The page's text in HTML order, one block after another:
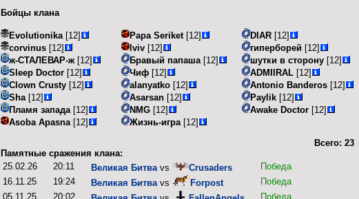
Бойцы клана
Evolutionika [12]
corvinus [12]
ж-СТАЛЕВАР-ж [12]
Sleep Doctor [12]
Clown Crusty [12]
Sha [12]
Пламя запада [12]
Asoba Apasna [12]
Papa Seriket [12]
lviv [12]
Бравый папаша [12]
Чиф [12]
alanyatko [12]
Asarsan [12]
NMG [12]
Жизнь-игра [12]
DIAR [12]
гиперборей [12]
шутки в сторону [12]
ADMIIRAL [12]
Antonio Banderos [12]
Paylik [12]
Awake Doctor [12]
Всего: 23
Памятные сражения клана:
25.02.26
20:11 Великая Битва vs Crusaders
Победа
16.11.25
19:24 Великая Битва vs Forpost
Победа
05.11.25
20:02
Победа